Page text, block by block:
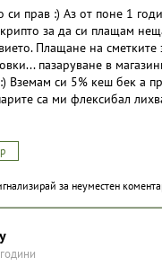
си прав :) Аз от поне 1
за да си плащам
Плащане на сметките
пазаруване в
Вземам си 5% кеш бек а
са ми флексибал
за неуместен